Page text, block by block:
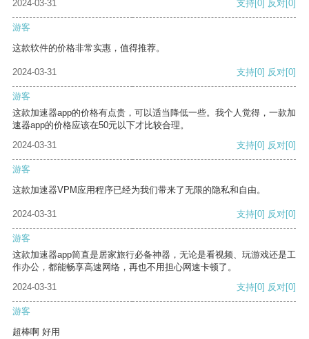
2024-03-31 支持[0] 反对[0]
游客
这款软件的价格非常实惠，值得推荐。
2024-03-31 支持[0] 反对[0]
游客
这款加速器app的价格有点贵，可以适当降低一些。我个人觉得，一款加
速器app的价格应该在50元以下才比较合理。
2024-03-31
支持[0] 反对[0]
游客
这款加速器VPM应用程序已经为我们带来了无限的隐私和自由。
2024-03-31 支持[0] 反对[0]
游客
这款加速器app简直是居家旅行必备神器，无论是看视频、玩游戏还是工
作办公，都能畅享高速网络，再也不用担心网速卡顿了。
2024-03-31
支持[0] 反对[0]
游客
超棒啊 好用